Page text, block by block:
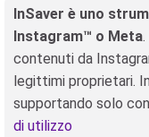
InSaver è uno
Instagram™ o Meta
contenuti da
legittimi proprietari.
supportando solo
di utilizzo